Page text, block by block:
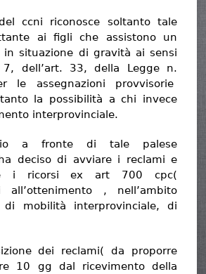
ccni riconosce soltanto tale
ai figli che assistono un
in situazione di gravità ai sensi
dell’art. 33, della Legge n.
le assegnazioni provvisorie
la possibilità a chi invece
interprovinciale.
a fronte di tale palese
deciso di avviare i reclami e
i ricorsi ex art 700 cpc(
all’ottenimento , nell’ambito
di mobilità interprovinciale, di
dei reclami( da proporre
10 gg dal ricevimento della